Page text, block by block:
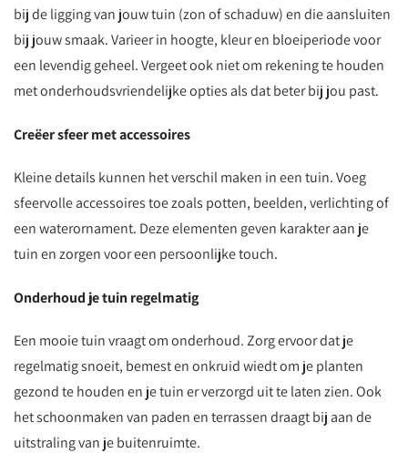
bij de ligging van jouw tuin (zon of schaduw) en die aansluiten
bij jouw smaak. Varieer in hoogte, kleur en bloeiperiode voor
een levendig geheel. Vergeet ook niet om rekening te houden
met onderhoudsvriendelijke opties als dat beter bij jou past.
Creëer sfeer met accessoires
Kleine details kunnen het verschil maken in een tuin. Voeg
sfeervolle accessoires toe zoals potten, beelden, verlichting of
een waterornament. Deze elementen geven karakter aan je
tuin en zorgen voor een persoonlijke touch.
Onderhoud je tuin regelmatig
Een mooie tuin vraagt om onderhoud. Zorg ervoor dat je
regelmatig snoeit, bemest en onkruid wiedt om je planten
gezond te houden en je tuin er verzorgd uit te laten zien. Ook
het schoonmaken van paden en terrassen draagt bij aan de
uitstraling van je buitenruimte.